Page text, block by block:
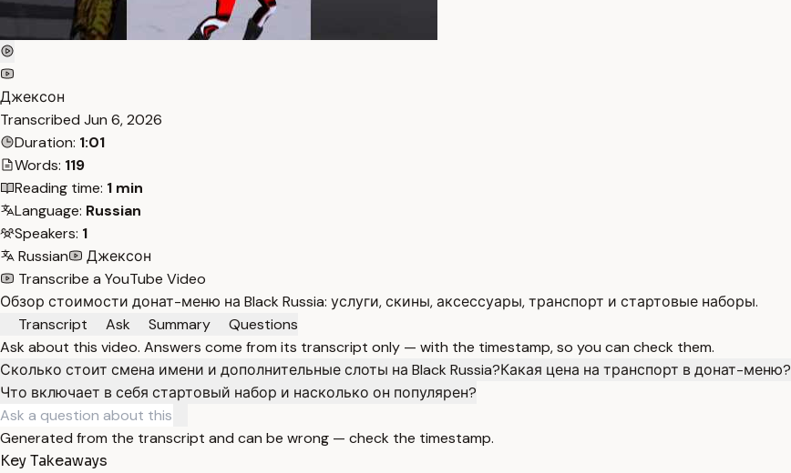
Джексон
Transcribed Jun 6, 2026
Duration: 1:01
Words: 119
Reading time: 1 min
Language: Russian
Speakers: 1
Russian
Джексон
Transcribe a YouTube Video
Обзор стоимости донат-меню на Black Russia: услуги, скины, аксессуары, транспорт и стартовые наборы.
Transcript
Ask Summary
Questions
Ask about this video. Answers come from its transcript only — with the timestamp, so you can check them.
Сколько стоит смена имени и дополнительные слоты на Black Russia?Какая цена на транспорт в донат-меню?
Что включает в себя стартовый набор и насколько он популярен?
Generated from the transcript and can be wrong — check the timestamp.
Key Takeaways